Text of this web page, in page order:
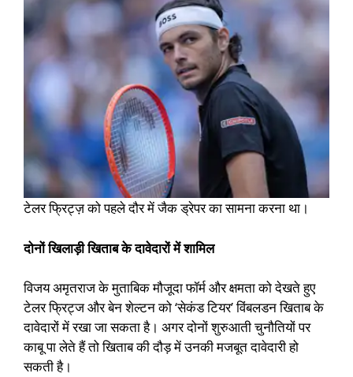
टेलर फ्रिट्ज़ को पहले दौर में जैक ड्रेपर का सामना करना था।
दोनों खिलाड़ी खिताब के दावेदारों में शामिल
विजय अमृतराज के मुताबिक मौजूदा फॉर्म और क्षमता को देखते हुए
टेलर फ्रिट्ज और बेन शेल्टन को ‘सेकंड टियर’ विंबलडन खिताब के
दावेदारों में रखा जा सकता है। अगर दोनों शुरुआती चुनौतियों पर
काबू पा लेते हैं तो खिताब की दौड़ में उनकी मजबूत दावेदारी हो
सकती है।